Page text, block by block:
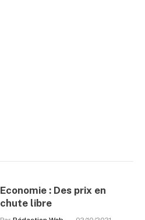
Economie : Des prix en
chute libre